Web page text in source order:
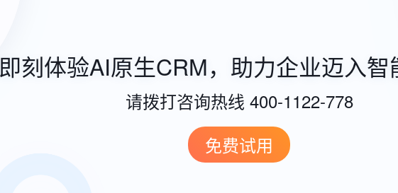
即刻体验AI原生CRM，助力企业迈入智
请拨打咨询热线 400-1122-778
免费试用